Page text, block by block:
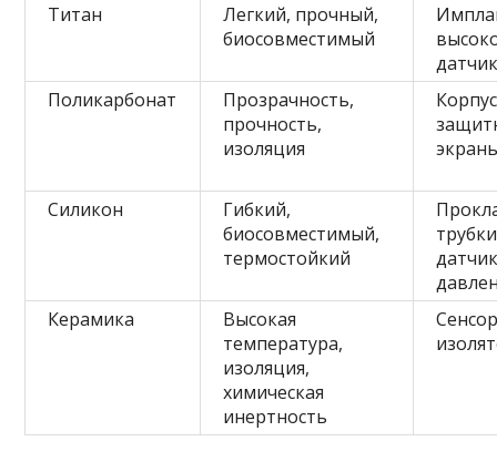
Титан
Легкий, прочный,
биосовместимый
Поликарбонат
Прозрачность,
прочность,
изоляция
Силикон
Гибкий,
биосовместимый,
термостойкий
Керамика
Высокая
температура,
изоляция,
химическая
инертность